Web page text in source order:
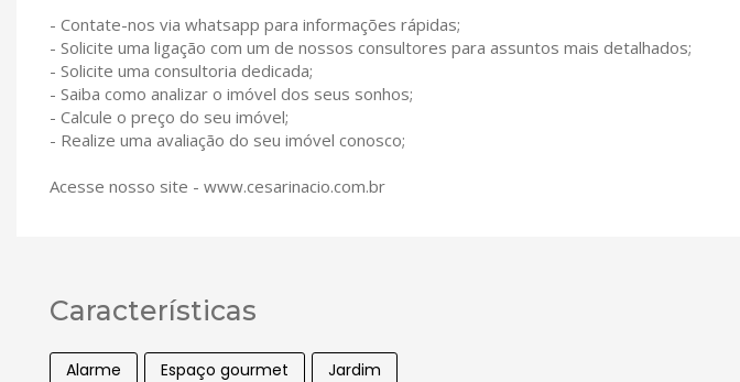
- Contate-nos via whatsapp para informações rápidas;
- Solicite uma ligação com um de nossos consultores para assuntos mais detalhados;
- Solicite uma consultoria dedicada;
- Saiba como analizar o imóvel dos seus sonhos;
- Calcule o preço do seu imóvel;
- Realize uma avaliação do seu imóvel conosco;
Acesse nosso site - www.cesarinacio.com.br
Características
Alarme Espaço gourmet Jardim